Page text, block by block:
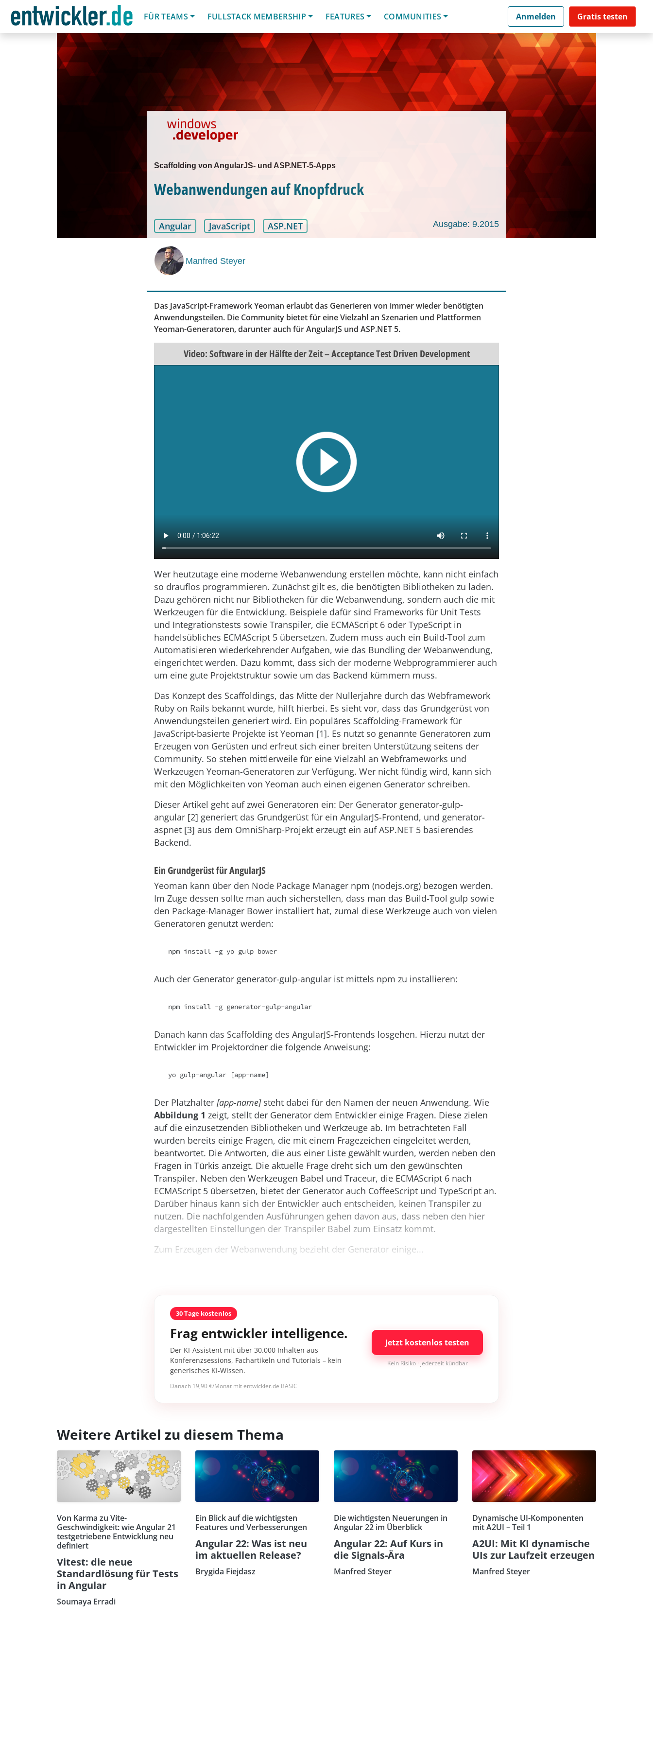
FÜR TEAMS
FULLSTACK MEMBERSHIP FEATURES COMMUNITIES Anmelden Gratis testen
Scaffolding von AngularJS- und ASP.NET-5-Apps
Webanwendungen auf Knopfdruck
Angular JavaScript ASP.NET Ausgabe: 9.2015
Manfred Steyer
Das JavaScript-Framework Yeoman erlaubt das Generieren von immer wieder benötigten
Anwendungsteilen. Die Community bietet für eine Vielzahl an Szenarien und Plattformen
Yeoman-Generatoren, darunter auch für AngularJS und ASP.NET 5.
Video: Software in der Hälfte der Zeit – Acceptance Test Driven Development
Wer heutzutage eine moderne Webanwendung erstellen möchte, kann nicht einfach
so drauflos programmieren. Zunächst gilt es, die benötigten Bibliotheken zu laden.
Dazu gehören nicht nur Bibliotheken für die Webanwendung, sondern auch die mit
Werkzeugen für die Entwicklung. Beispiele dafür sind Frameworks für Unit Tests
und Integrationstests sowie Transpiler, die ECMA­Script 6 oder TypeScript in
handelsübliches ECMA­Script 5 übersetzen. Zudem muss auch ein Build-Tool zum
Automatisieren wiederkehrender Aufgaben, wie das Bundling der Webanwendung,
eingerichtet werden. Dazu kommt, dass sich der moderne Webprogrammierer auch
um eine gute Projektstruktur sowie um das Backend kümmern muss.
Das Konzept des Scaffoldings, das Mitte der Nullerjahre durch das Webframework
Ruby on Rails bekannt wurde, hilft hierbei. Es sieht vor, dass das Grundgerüst von
Anwendungsteilen generiert wird. Ein populäres Scaffolding-Framework für
JavaScript-basierte Projekte ist Yeoman [1]. Es nutzt so genannte Generatoren zum
Erzeugen von Gerüsten und erfreut sich einer breiten Unterstützung seitens der
Community. So stehen mittlerweile für eine Vielzahl an Webframeworks und
Werkzeugen Yeoman-Generatoren zur Verfügung. Wer nicht fündig wird, kann sich
mit den Möglichkeiten von Yeoman auch einen eigenen Generator schreiben.
Dieser Artikel geht auf zwei Generatoren ein: Der Generator generator-gulp-
angular [2] generiert das Grundgerüst für ein AngularJS-Frontend, und generator-
aspnet [3] aus dem OmniSharp-Projekt erzeugt ein auf ASP.NET 5 basierendes
Backend.
Ein Grundgerüst für AngularJS
Yeoman kann über den Node Package Manager npm (nodejs.org) bezogen werden.
Im Zuge dessen sollte man auch sicherstellen, dass man das Build-Tool gulp sowie
den Package-Manager Bower installiert hat, zumal diese Werkzeuge auch von vielen
Generatoren genutzt werden:
npm install -g yo gulp bower
Auch der Generator generator-gulp-angular ist mittels npm zu installieren:
npm install -g generator-gulp-angular
Danach kann das Scaffolding des AngularJS-Frontends losgehen. Hierzu nutzt der
Entwickler im Projektordner die folgende Anweisung:
yo gulp-angular [app-name]
Der Platzhalter [app-name]steht dabei für den Namen der neuen Anwendung. Wie
Abbildung 1 zeigt, stellt der Generator dem Entwickler einige Fragen. Diese zielen
auf die einzusetzenden Bibliotheken und Werkzeuge ab. Im betrachteten Fall
wurden bereits einige Fragen, die mit einem Fragezeichen eingeleitet werden,
beantwortet. Die Antworten, die aus einer Liste gewählt wurden, werden neben den
Fragen in Türkis anzeigt. Die aktuelle Frage dreht sich um den gewünschten
Transpiler. Neben den Werkzeugen Babel und Traceur, die ECMAScript 6 nach
ECMAScript 5 übersetzen, bietet der Generator auch CoffeeScript und TypeScript an.
Darüber hinaus kann sich der Entwickler auch entscheiden, keinen Transpiler zu
nutzen. Die nachfolgenden Ausführungen gehen davon aus, dass neben den hier
dargestellten Einstellungen der Transpiler Babel zum Einsatz kommt.
Zum Erzeugen der Webanwendung bezieht der Generator einige...
30 Tage kostenlos
Frag entwickler intelligence.
Der KI-Assistent mit über 30.000 Inhalten aus
Konferenzsessions, Fachartikeln und Tutorials – kein
generisches KI-Wissen.
Danach 19,90 €/Monat mit entwickler.de BASIC
Jetzt kostenlos testen
Kein Risiko · jederzeit kündbar
Weitere Artikel zu diesem Thema
Von Karma zu Vite-
Geschwindigkeit: wie Angular 21
testgetriebene Entwicklung neu
definiert
Vitest: die neue
Standardlösung für Tests
in Angular
Soumaya Erradi
Ein Blick auf die wichtigsten
Features und Verbesserungen
Angular 22: Was ist neu
im aktuellen Release?
Brygida Fiejdasz
Die wichtigsten Neuerungen in
Angular 22 im Überblick
Angular 22: Auf Kurs in
die Signals-Ära
Manfred Steyer
Dynamische UI-Komponenten
mit A2UI – Teil 1
A2UI: Mit KI dynamische
UIs zur Laufzeit erzeugen
Manfred Steyer